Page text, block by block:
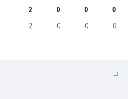
2 0 0 0
2 0 0 0